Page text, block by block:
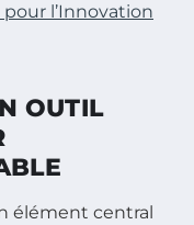
l’Innovation
OUTIL
élément central